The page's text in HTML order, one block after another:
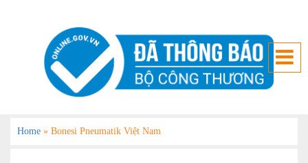
Home » Bonesi Pneumatik Việt Nam